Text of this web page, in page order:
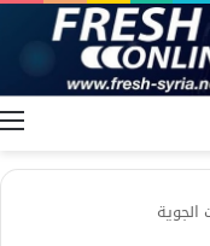
الجوية